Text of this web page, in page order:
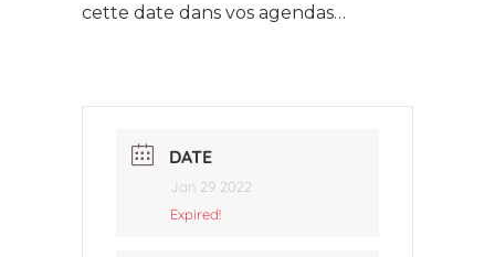
cette date dans vos agendas…
DATE
Jan 29 2022
Expired!